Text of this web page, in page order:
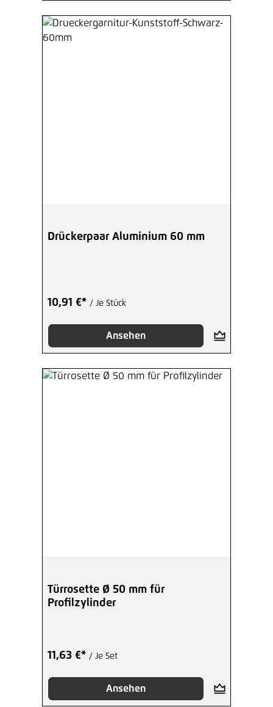
Drückerpaar Aluminium 60 mm
10,91 €* / Je Stück
Ansehen
Türrosette Ø 50 mm für
Profilzylinder
11,63 €* / Je Set
Ansehen